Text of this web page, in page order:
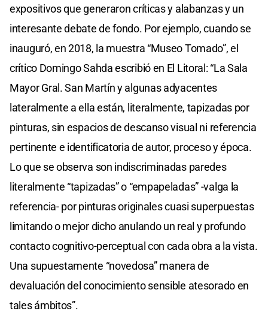
expositivos que generaron críticas y alabanzas y un
interesante debate de fondo. Por ejemplo, cuando se
inauguró, en 2018, la muestra “Museo Tomado”, el
crítico Domingo Sahda escribió en El Litoral: “La Sala
Mayor Gral. San Martín y algunas adyacentes
lateralmente a ella están, literalmente, tapizadas por
pinturas, sin espacios de descanso visual ni referencia
pertinente e identificatoria de autor, proceso y época.
Lo que se observa son indiscriminadas paredes
literalmente “tapizadas” o “empapeladas” -valga la
referencia- por pinturas originales cuasi superpuestas
limitando o mejor dicho anulando un real y profundo
contacto cognitivo-perceptual con cada obra a la vista.
Una supuestamente “novedosa” manera de
devaluación del conocimiento sensible atesorado en
tales ámbitos”.